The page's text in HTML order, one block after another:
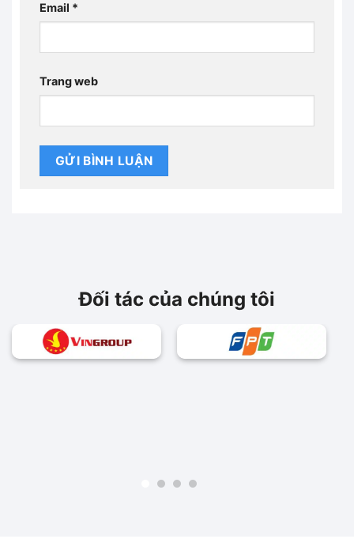
Email *
Trang web
Đối tác của chúng tôi